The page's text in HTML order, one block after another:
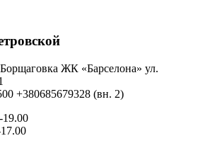
ЖК «Барселона» ул.
+380685679328 (вн. 2)